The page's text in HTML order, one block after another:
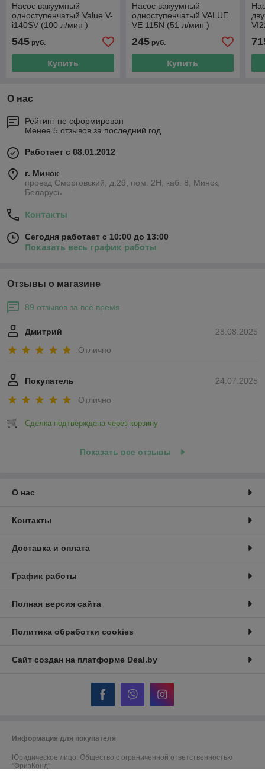
Насос вакуумный
одноступенчатый Value V-
i140SV (100 л/мин )
545 руб.
Купить
Насос вакуумный
одноступенчатый VALUE
VE 115N (51 л/мин )
245руб.
Купить
О нас
Рейтинг не сформирован
Менее 5 отзывов за последний год
Работает с 08.01.2012
г. Минск
проезд Сморговский, д.29, пом. 2Н, каб. 8, Минск,
Беларусь
Контакты
Сегодня работает с 10:00 до 13:00
Показать весь график работы
Отзывы о магазине
89 отзывов за всё время
28.08.2025
Дмитрий
Отлично
24.07.2025
Покупатель
Отлично
Сделка подтверждена через корзину
Показать все отзывы
О нас
Контакты
Доставка и оплата
График работы
Полная версия сайта
Политика обработки cookies
Сайт создан на платформе Deal.by
Информация для покупателя
Юридическое лицо: Общество с ограниченной ответственностью
"ФризКонд"